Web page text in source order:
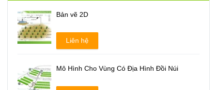
Bản vẽ 2D
Liên hệ
Mô Hình Cho Vùng Có Địa Hình Đồi Núi